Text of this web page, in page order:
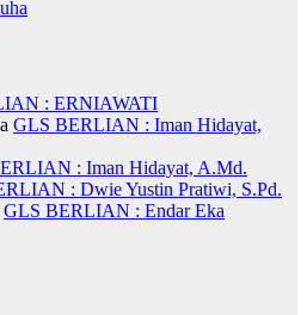
: ERNIAWATI
GLS BERLIAN : Iman Hidayat,
: Iman Hidayat, A.Md.
: Dwie Yustin Pratiwi, S.Pd.
GLS BERLIAN : Endar Eka